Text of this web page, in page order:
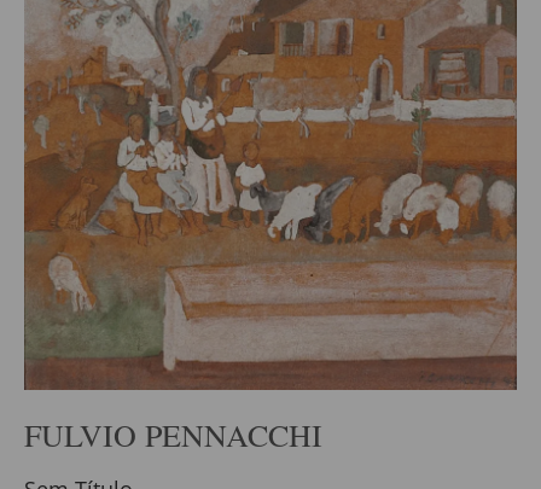
FULVIO PENNACCHI